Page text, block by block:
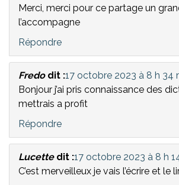
Merci, merci pour ce partage un
l’accompagne
Répondre
Fredo dit :17 octobre 2023 à 8 h 34
Bonjour j’ai pris connaissance des
mettrais a profit
Répondre
Lucette dit :17 octobre 2023 à 8 h
C’est merveilleux je vais l’écrire et le